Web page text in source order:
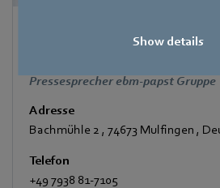
Show details
Pressesprecher ebm-papst Gruppe
Adresse
Bachmühle 2 , 74673 Mulfingen ,
Telefon
+49 7938 81-7105